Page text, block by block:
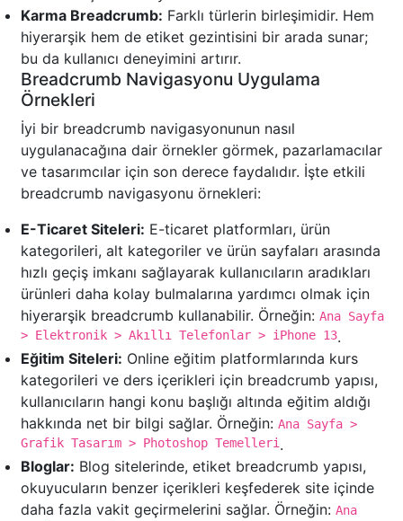
Karma Breadcrumb: Farklı türlerin birleşimidir. Hem
hiyerarşik hem de etiket gezintisini bir arada sunar;
bu da kullanıcı deneyimini artırır.
Breadcrumb Navigasyonu Uygulama
Örnekleri
İyi bir breadcrumb navigasyonunun nasıl
uygulanacağına dair örnekler görmek, pazarlamacılar
ve tasarımcılar için son derece faydalıdır. İşte etkili
breadcrumb navigasyonu örnekleri:
E-Ticaret Siteleri: E-ticaret platformları, ürün
kategorileri, alt kategoriler ve ürün sayfaları arasında
hızlı geçiş imkanı sağlayarak kullanıcıların aradıkları
ürünleri daha kolay bulmalarına yardımcı olmak için
hiyerarşik breadcrumb kullanabilir. Örneğin: Ana Sayfa
> Elektronik > Akıllı Telefonlar > iPhone 13.
Eğitim Siteleri: Online eğitim platformlarında kurs
kategorileri ve ders içerikleri için breadcrumb yapısı,
kullanıcıların hangi konu başlığı altında eğitim aldığı
hakkında net bir bilgi sağlar. Örneğin: Ana Sayfa >
Grafik Tasarım > Photoshop Temelleri.
Bloglar: Blog sitelerinde, etiket breadcrumb yapısı,
okuyucuların benzer içerikleri keşfederek site içinde
daha fazla vakit geçirmelerini sağlar. Örneğin: Ana